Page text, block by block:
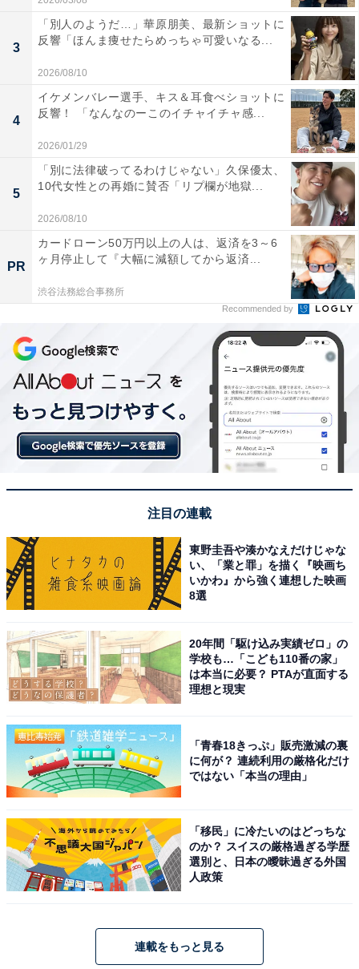
3
「別人のようだ…」華原朋美、最新ショットに
反響「ほんま痩せたらめっちゃ可愛いなる...
2026/08/10
4
イケメンバレー選手、キス＆耳食べショットに
反響！ 「なんなのーこのイチャイチャ感...
2026/01/29
5
「別に法律破ってるわけじゃない」久保優太、
10代女性との再婚に賛否「リプ欄が地獄...
2026/08/10
PR
カードローン50万円以上の人は、返済を3～6
ヶ月停止して『大幅に減額してから返済...
渋谷法務総合事務所
Recommended by
注目の連載
東野圭吾や湊かなえだけじゃな
い、「業と罪」を描く『映画ち
いかわ』から強く連想した映画
8選
20年間「駆け込み実績ゼロ」の
学校も…「こども110番の家」
は本当に必要？ PTAが直面する
理想と現実
「青春18きっぷ」販売激減の裏
に何が？ 連続利用の厳格化だけ
ではない「本当の理由」
「移民」に冷たいのはどっちな
のか？ スイスの厳格過ぎる学歴
選別と、日本の曖昧過ぎる外国
人政策
連載をもっと見る